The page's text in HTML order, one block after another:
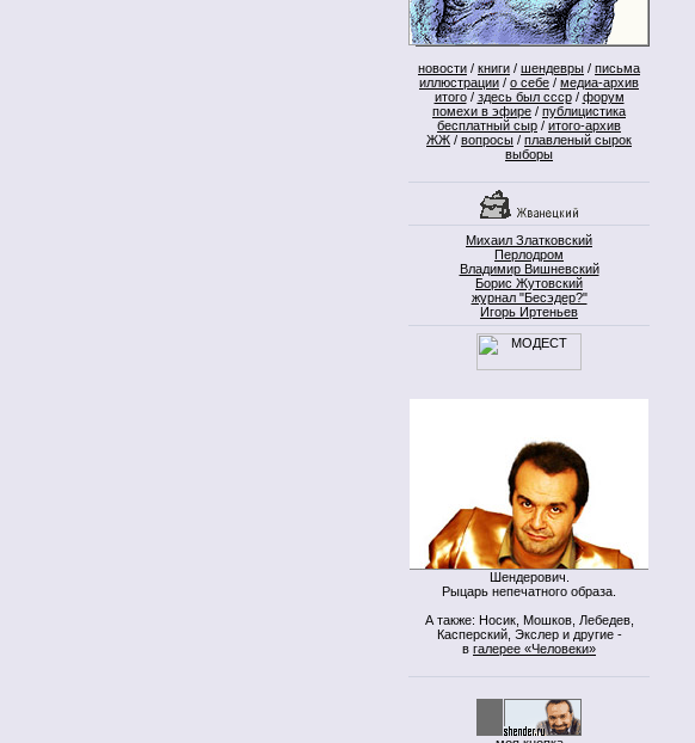
новости / книги / шендевры / письма
иллюстрации / о себе / медиа-архив
итого/ здесь был ссср/ форум
помехи в эфире / публицистика
бесплатный сыр / итого-архив
ЖЖ / вопросы / плавленый сырок
выборы
Михаил Златковский
Перлодром
Владимир Вишневский
Борис Жутовский
журнал "Бесэдер?"
Игорь Иртеньев
Шендерович.
Рыцарь непечатного образа.
А также: Носик, Мошков, Лебедев,
Касперский, Экслер и другие -
в галерее «Человеки»